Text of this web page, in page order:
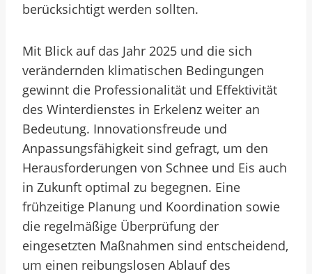
berücksichtigt werden sollten.
Mit Blick auf das Jahr 2025 und die sich
verändernden klimatischen Bedingungen
gewinnt die Professionalität und Effektivität
des Winterdienstes in Erkelenz weiter an
Bedeutung. Innovationsfreude und
Anpassungsfähigkeit sind gefragt, um den
Herausforderungen von Schnee und Eis auch
in Zukunft optimal zu begegnen. Eine
frühzeitige Planung und Koordination sowie
die regelmäßige Überprüfung der
eingesetzten Maßnahmen sind entscheidend,
um einen reibungslosen Ablauf des